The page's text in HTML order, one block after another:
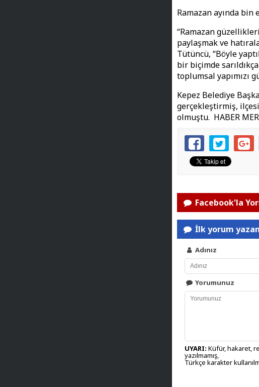
Ramazan ayında bin
“Ramazan
paylaşmak ve
Tütüncü, “Böyle
bir biçimde
toplumsal yapımızı
Kepez Belediye
gerçekleştirmiş,
olmuştu. HABER
Facebook'la
İlk yorum
Adınız
Yorumunuz
UYARI: Küfür, hakaret,
yazılmamış,
Türkçe karakter